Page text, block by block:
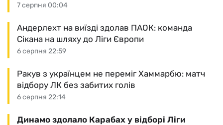
7 серпня 00:04
6 серпня 22:59
Андерлехт на виїзді здолав ПАОК: команда
Сікана на шляху до Ліги Європи
6 серпня 22:14
Ракув з українцем не переміг Хаммарбю: матч
відбору ЛК без забитих голів
Динамо здолало Карабах у відборі Ліги